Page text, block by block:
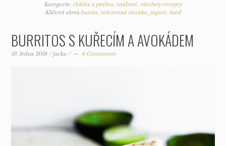
Kategorie: chleba a pečivo, snídaně, všechny recepty
Klíčová slova:banán, celozrnná mouka, jogurt, med
BURRITOS S KUŘECÍM A AVOKÁDEM
19. ledna 2018/jarka / 6 Comments